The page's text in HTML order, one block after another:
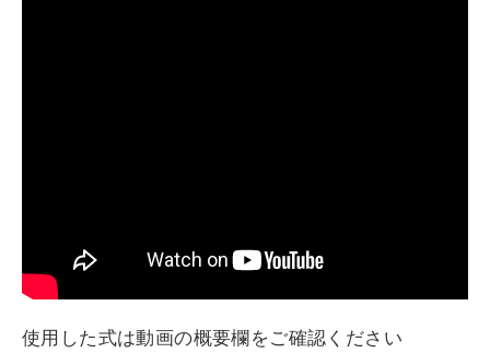
使用した式は動画の概要欄をご確認ください